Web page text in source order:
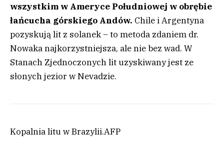
wszystkim w Ameryce Południowej w obrębie
łańcucha górskiego Andów. Chile i Argentyna
pozyskują lit z solanek – to metoda zdaniem dr.
Nowaka najkorzystniejsza, ale nie bez wad. W
Stanach Zjednoczonych lit uzyskiwany jest ze
słonych jezior w Nevadzie.
Kopalnia litu w Brazylii.AFP